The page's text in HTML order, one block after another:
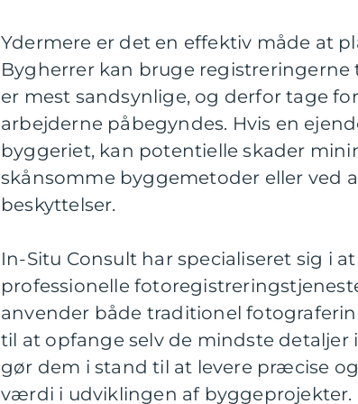
Ydermere er det en effektiv måde at
Bygherrer kan bruge registreringerne
er mest sandsynlige, og derfor tage
arbejderne påbegyndes. Hvis en
byggeriet, kan potentielle skader
skånsomme byggemetoder eller ved
beskyttelser.
In-Situ Consult har specialiseret sig i
professionelle
anvender både traditionel
til at opfange selv de mindste
gør dem i stand til at levere præcise
værdi i udviklingen af byggeprojekter.